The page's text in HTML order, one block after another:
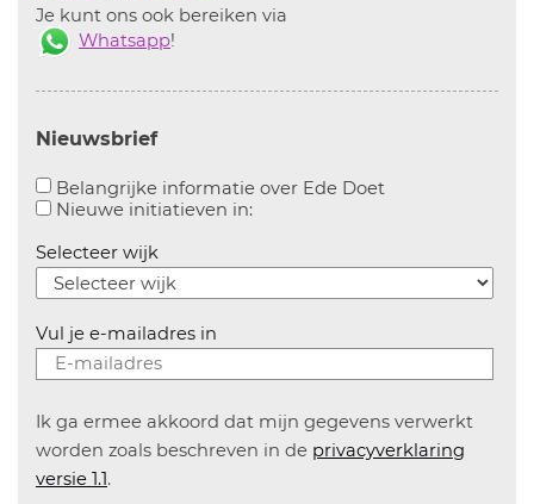
Je kunt ons ook bereiken via
Whatsapp!
Nieuwsbrief
Belangrijke informatie over Ede Doet
Nieuwe initiatieven in:Aanvinken om informatie over
Selecteer wijk
Vul je e-mailadres in
Ik ga ermee akkoord dat mijn gegevens verwerkt
worden zoals beschreven in de privacyverklaring
versie 1.1.